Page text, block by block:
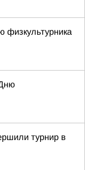
физкультурника
турнир в